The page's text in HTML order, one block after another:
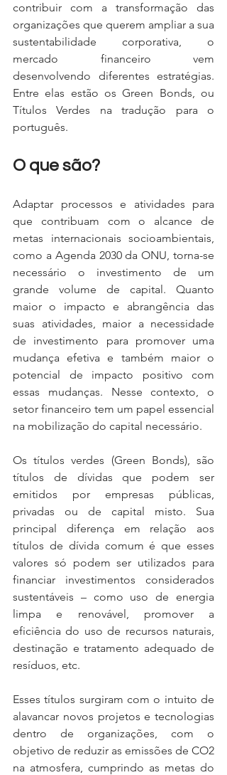
contribuir com a transformação das
organizações que querem ampliar a sua
sustentabilidade corporativa, o
mercado financeiro vem
desenvolvendo diferentes estratégias.
Entre elas estão os Green Bonds, ou
Títulos Verdes na tradução para o
português.
O que são?
Adaptar processos e atividades para
que contribuam com o alcance de
metas internacionais socioambientais,
como a Agenda 2030 da ONU, torna-se
necessário o investimento de um
grande volume de capital. Quanto
maior o impacto e abrangência das
suas atividades, maior a necessidade
de investimento para promover uma
mudança efetiva e também maior o
potencial de impacto positivo com
essas mudanças. Nesse contexto, o
setor financeiro tem um papel essencial
na mobilização do capital necessário.
Os títulos verdes (Green Bonds), são
títulos de dívidas que podem ser
emitidos por empresas públicas,
privadas ou de capital misto. Sua
principal diferença em relação aos
títulos de dívida comum é que esses
valores só podem ser utilizados para
financiar investimentos considerados
sustentáveis – como uso de energia
limpa e renovável, promover a
eficiência do uso de recursos naturais,
destinação e tratamento adequado de
resíduos, etc.
Esses títulos surgiram com o intuito de
alavancar novos projetos e tecnologias
dentro de organizações, com o
objetivo de reduzir as emissões de CO2
na atmosfera, cumprindo as metas do